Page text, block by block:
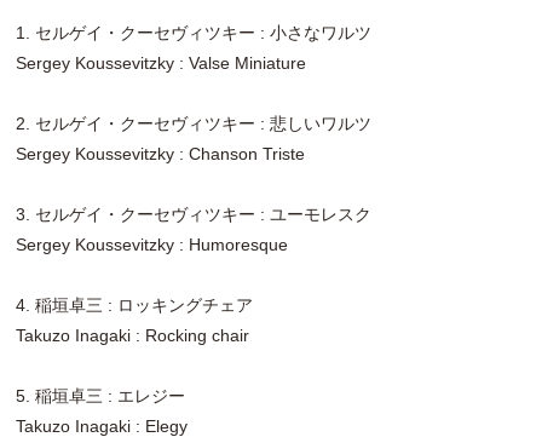
1. セルゲイ・クーセヴィツキー : 小さなワルツ
Sergey Koussevitzky : Valse Miniature
2. セルゲイ・クーセヴィツキー : 悲しいワルツ
Sergey Koussevitzky : Chanson Triste
3. セルゲイ・クーセヴィツキー : ユーモレスク
Sergey Koussevitzky : Humoresque
4. 稲垣卓三 : ロッキングチェア
Takuzo Inagaki : Rocking chair
5. 稲垣卓三 : エレジー
Takuzo Inagaki : Elegy